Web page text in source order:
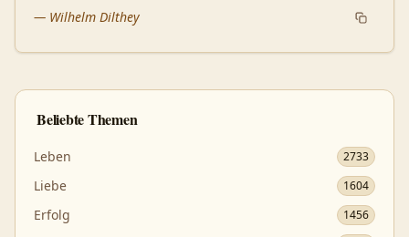
— Wilhelm Dilthey
Beliebte Themen
Leben 2733
Liebe 1604
Erfolg 1456